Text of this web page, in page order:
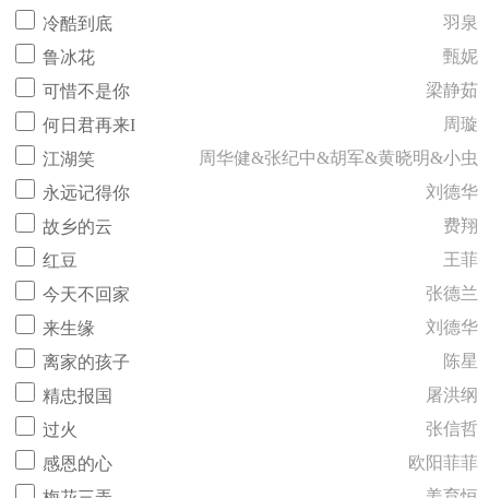
冷酷到底
羽泉
鲁冰花
甄妮
可惜不是你
梁静茹
何日君再来I
周璇
江湖笑
周华健&张纪中&胡军&黄晓明&小虫
永远记得你
刘德华
故乡的云
费翔
红豆
王菲
今天不回家
张德兰
来生缘
刘德华
离家的孩子
陈星
精忠报国
屠洪纲
过火
张信哲
感恩的心
欧阳菲菲